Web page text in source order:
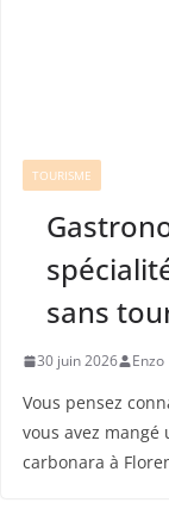
TOURISME
sans
30 juin 2026 Enzo
Vous pensez
vous avez mangé
carbonara à